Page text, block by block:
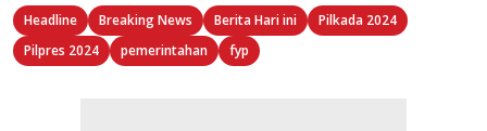
Headline Breaking News Berita Hari ini
Pilkada 2024
Pilpres 2024
pemerintahan fyp